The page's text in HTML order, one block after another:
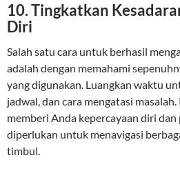
10.Tingkatkan
Diri
Salah satu cara untuk berhasil
adalah dengan memahami
yang digunakan. Luangkan waktu
jadwal, dan cara mengatasi
memberi Anda kepercayaan diri
diperlukan untuk menavigasi
timbul.